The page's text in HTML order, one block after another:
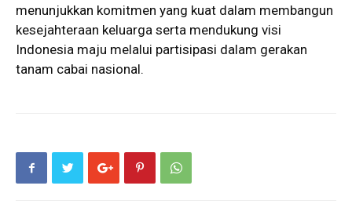
menunjukkan komitmen yang kuat dalam membangun
kesejahteraan keluarga serta mendukung visi
Indonesia maju melalui partisipasi dalam gerakan
tanam cabai nasional.